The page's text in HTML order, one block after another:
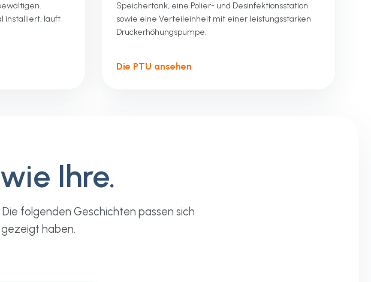
installiert, läuft
Speichertank, eine Polier- und Desinfektionsstation
sowie eine Verteileinheit mit einer leistungsstarken
Druckerhöhungspumpe.
Die PTU ansehen
Ihre.
folgenden Geschichten passen sich
haben.